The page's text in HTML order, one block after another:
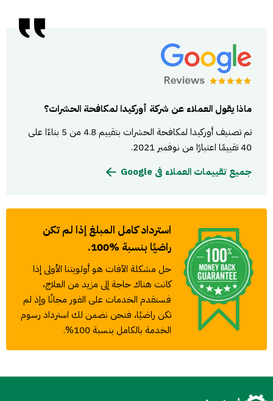
ماذا يقول العملاء عن شركة أوركيدا لمكافحة الحشرات؟
تم تصنيف أوركيدا لمكافحة الحشرات بتقييم 4.8 من 5 بناءًا على
40 تقييمًا اعتبارًا من نوفمبر 2021.
جميع تقييمات العملاء فى Google
استرداد كامل المبلغ إذا لم تكن
راضيًا بنسبة %100.
حل مشكلة الآفات هو أولويتنا الأولى إذا
كانت هناك حاجة إلى مزيد من العلاج،
فسنقدم الخدمات على الفور مجانًا وإذ لم
تكن راضيًا، فنحن نضمن لك استرداد رسوم
الخدمة بالكامل بنسبة 100%.